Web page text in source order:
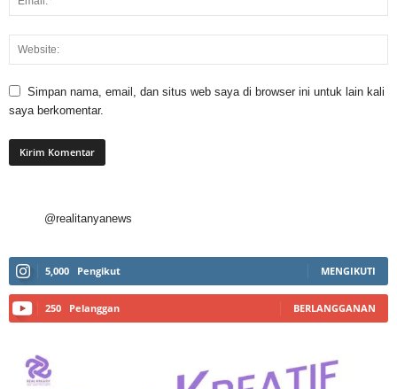
Simpan nama, email, dan situs web saya di browser ini untuk lain kali
saya berkomentar.
@realitanyanews
5,000 Pengikut MENGIKUTI
250 Pelanggan BERLANGGANAN